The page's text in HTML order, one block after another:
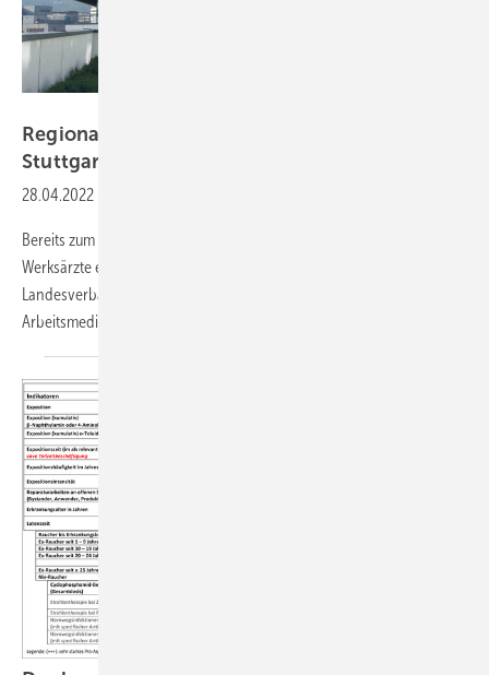
Regionalforum Arbeitsmedizin GENO-Haus
Stuttgart
28.04.2022
Bereits zum 13. Mal veranstaltet der Verband Deutscher Betriebs- und
Werksärzte e.V. im Sommer unter Federführung der VDBW-
Landesverbände Baden und Württemberg das Regionalforum
Arbeitsmedizin – zum wiederholten Male mit Unterstützung